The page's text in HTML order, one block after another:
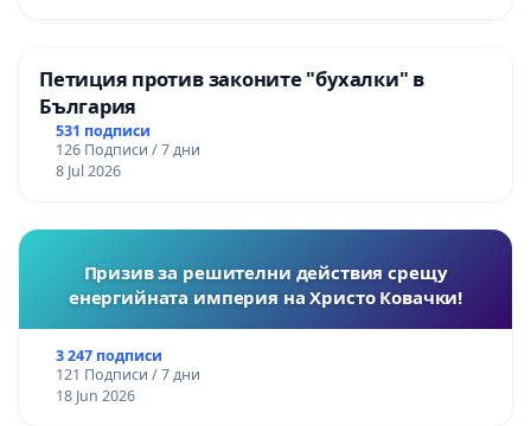
Петиция против законите "бухалки" в
България
531 подписи
126 Подписи / 7 дни
8 Jul 2026
Призив за решителни действия срещу
енергийната империя на Христо Ковачки!
3 247 подписи
121 Подписи / 7 дни
18 Jun 2026